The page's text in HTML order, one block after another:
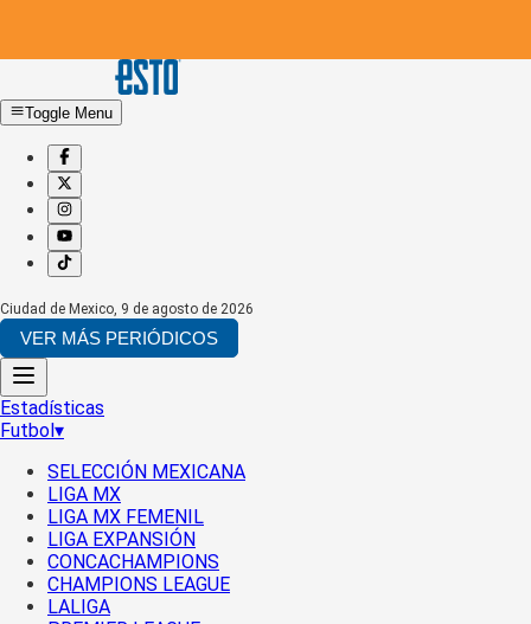
Toggle Menu
Ciudad de Mexico, 9 de agosto de 2026
VER MÁS PERIÓDICOS
Estadísticas
Futbol▾
SELECCIÓN MEXICANA
LIGA MX
LIGA MX FEMENIL
LIGA EXPANSIÓN
CONCACHAMPIONS
CHAMPIONS LEAGUE
LALIGA